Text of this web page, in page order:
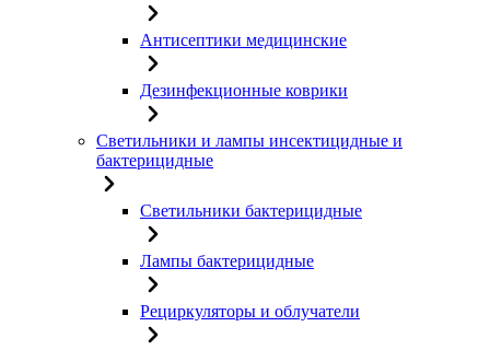
Антисептики медицинские
Дезинфекционные коврики
Светильники и лампы инсектицидные и
бактерицидные
Светильники бактерицидные
Лампы бактерицидные
Рециркуляторы и облучатели